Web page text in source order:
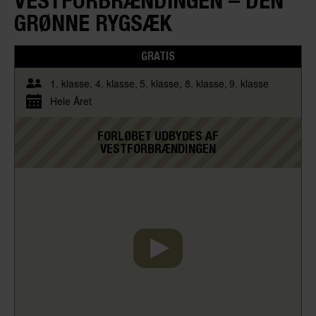
GRØNNE RYGSÆK
GRATIS
1. klasse 4. klasse 5. klasse 8. klasse 9. klasse
Hele Året
FORLØBET UDBYDES AF
VESTFORBRÆNDINGEN